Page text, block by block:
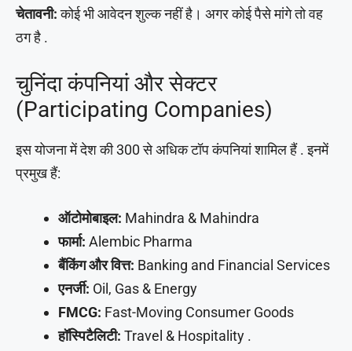
चेतावनी:कोई भी आवेदन शुल्क नहीं है। अगर कोई पैसे मांगे तो वह
ठग है .
चुनिंदा कंपनियां और सेक्टर
(Participating Companies)
इस योजना में देश की 300 से अधिक टॉप कंपनियां शामिल हैं . इनमें
प्रमुख हैं:
ऑटोमोबाइल: Mahindra & Mahindra
फार्मा: Alembic Pharma
बैंकिंग और वित्त: Banking and Financial Services
एनर्जी: Oil, Gas & Energy
FMCG: Fast-Moving Consumer Goods
हॉस्पिटैलिटी: Travel & Hospitality .